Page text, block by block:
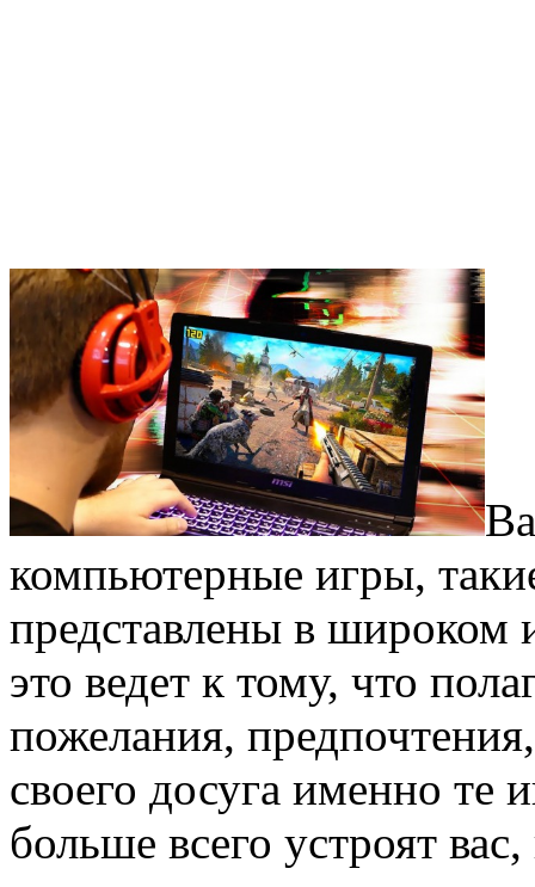
компьютерные игры,
представлены в широком
это ведет к тому, что
пожелания,
своего досуга именно те
больше всего устроят